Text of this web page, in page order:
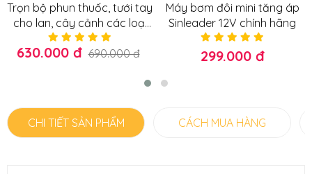
Trọn bộ phun thuốc, tưới tay
cho lan, cây cảnh các loại
có khóa
630.000 đ 690.000 đ
Máy bơm đôi mini tăng áp
Sinleader 12V chính hãng
299.000 đ
CHI TIẾT SẢN PHẨM CÁCH MUA HÀNG